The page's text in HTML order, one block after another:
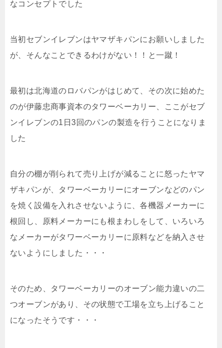
なコンセプトでした
当初セブンイレブンはヤマザキパンにお願いしました
が、そんなことできるわけがない！！と一蹴！
最初は北海道のロバパンがはじめて、その次に始めた
のが伊藤忠商事資本のタワーベーカリー、ここがセブ
ンイレブンの1日3回のパンの製造を行うことになりま
した
自分の棚が削られて売り上げが減ることに怒ったヤマ
ザキパンが、タワーベーカリーにオーブンなどのパン
を焼く設備を入れさせないように、各機器メーカーに
根回し、原料メーカーにも根まわしをして、いろいろ
なメーカーがタワーベーカリーに原料などを納入させ
ないようにしました・・・
そのため、タワーベーカリーのオーブン能力違いの二
つオーブンがあり、その状態で工場を立ち上げること
になったそうです・・・